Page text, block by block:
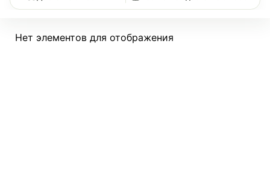
Нет элементов для отображения